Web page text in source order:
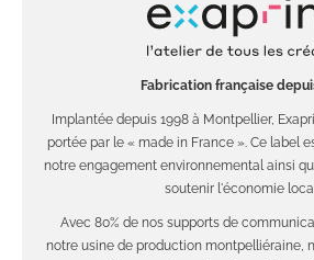
Fabrication française
Implantée depuis 1998 à Montpellier,
portée par le « made in France ». Ce label
notre engagement environnemental ainsi
soutenir l'économie
Avec 80% de nos supports de
notre usine de production montpelliéraine,